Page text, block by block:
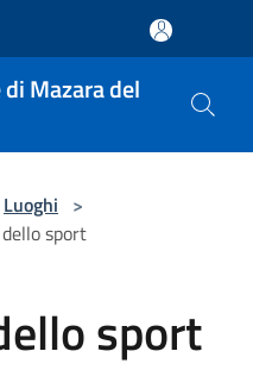
Mazara del
Luoghi >
sport
sport